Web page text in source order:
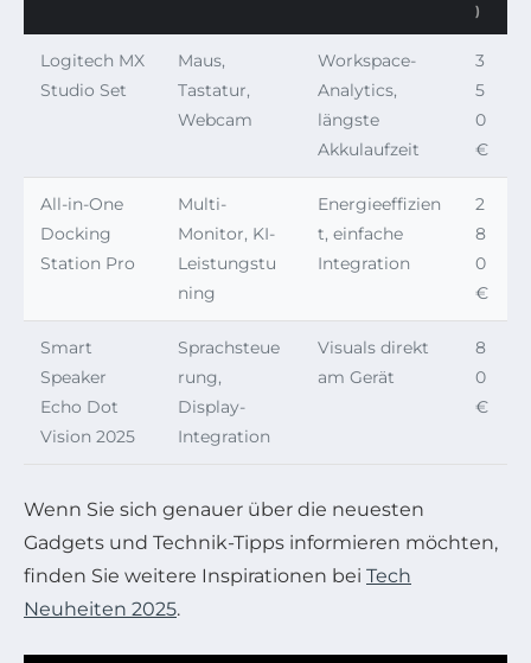
)
Logitech MX
Studio Set
Maus,
Tastatur,
Webcam
Workspace-
Analytics,
längste
Akkulaufzeit
3
5
0
€
All-in-One
Docking
Station Pro
Multi-
Monitor, KI-
Leistungstu
ning
Energieeffizien
t, einfache
Integration
2
8
0
€
Smart
Speaker
Echo Dot
Vision 2025
Sprachsteue
rung,
Display-
Integration
Visuals direkt
am Gerät
8
0
€
Wenn Sie sich genauer über die neuesten
Gadgets und Technik-Tipps informieren möchten,
finden Sie weitere Inspirationen bei Tech
Neuheiten 2025.